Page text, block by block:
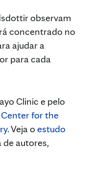
observam
concentrado no
ajudar a
para cada
Clinic e pelo
Center for the
. Veja o estudo
de autores,